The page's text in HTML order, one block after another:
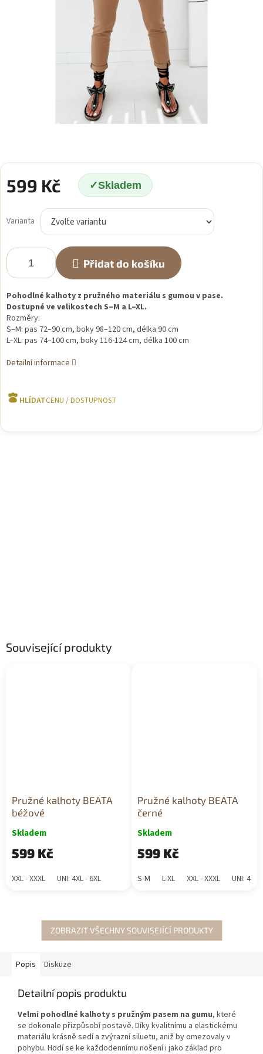
599 Kč Skladem
cena:
Varianta
Přidat do košíku
Pohodlné kalhoty z pružného materiálu s gumou v pase.
Dostupné ve velikostech S–M a L–XL.
Rozměry:
S–M: pas 72–90 cm, boky 98–120 cm, délka 90 cm
L–XL: pas 74–100 cm, boky 116-124 cm, délka 100 cm
Detailní informace
HLÍDAT
Související produkty
Pružné kalhoty BEATA
béžové
Skladem
599 Kč
XXL - XXXL UNI: 4XL - 6XL
Pružné kalhoty BEATA
černé
Skladem
599 Kč
S-M L-XL XXL - XXXL UNI: 4XL
ZOBRAZIT VŠECHNY SOUVISEJÍCÍ PRODUKTY
Popis Diskuze
Detailní popis produktu
Velmi pohodlné kalhoty s pružným pasem na gumu, které
se dokonale přizpůsobí postavě. Díky kvalitnímu a elastickému
materiálu krásně sedí a zvýrazní siluetu, aniž by omezovaly v
pohybu. Hodí se ke každodennímu nošení i jako základ pro